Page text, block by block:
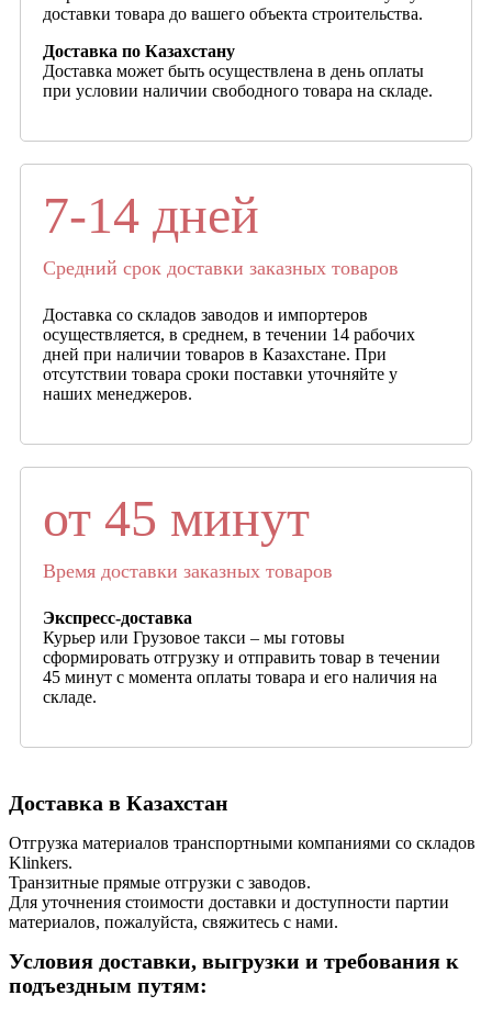
доставки товара до вашего объекта строительства.
Доставка по Казахстану
Доставка может быть осуществлена в день оплаты
при условии наличии свободного товара на складе.
7-14 дней
Средний срок доставки заказных товаров
Доставка со складов заводов и импортеров
осуществляется, в среднем, в течении 14 рабочих
дней при наличии товаров в Казахстане. При
отсутствии товара сроки поставки уточняйте у
наших менеджеров.
от 45 минут
Время доставки заказных товаров
Экспресс-доставка
Курьер или Грузовое такси – мы готовы
сформировать отгрузку и отправить товар в течении
45 минут с момента оплаты товара и его наличия на
складе.
Доставка в Казахстан
Отгрузка материалов транспортными компаниями со складов
Klinkers.
Транзитные прямые отгрузки с заводов.
Для уточнения стоимости доставки и доступности партии
материалов, пожалуйста, свяжитесь с нами.
Условия доставки, выгрузки и требования к
подъездным путям: